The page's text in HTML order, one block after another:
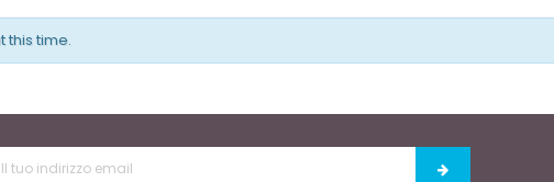
this time.